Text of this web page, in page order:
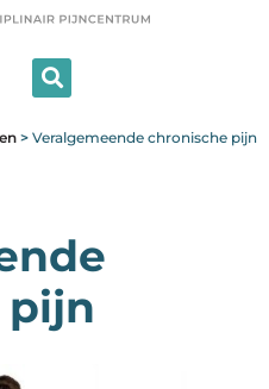
> Veralgemeende chronische pijn
pijn